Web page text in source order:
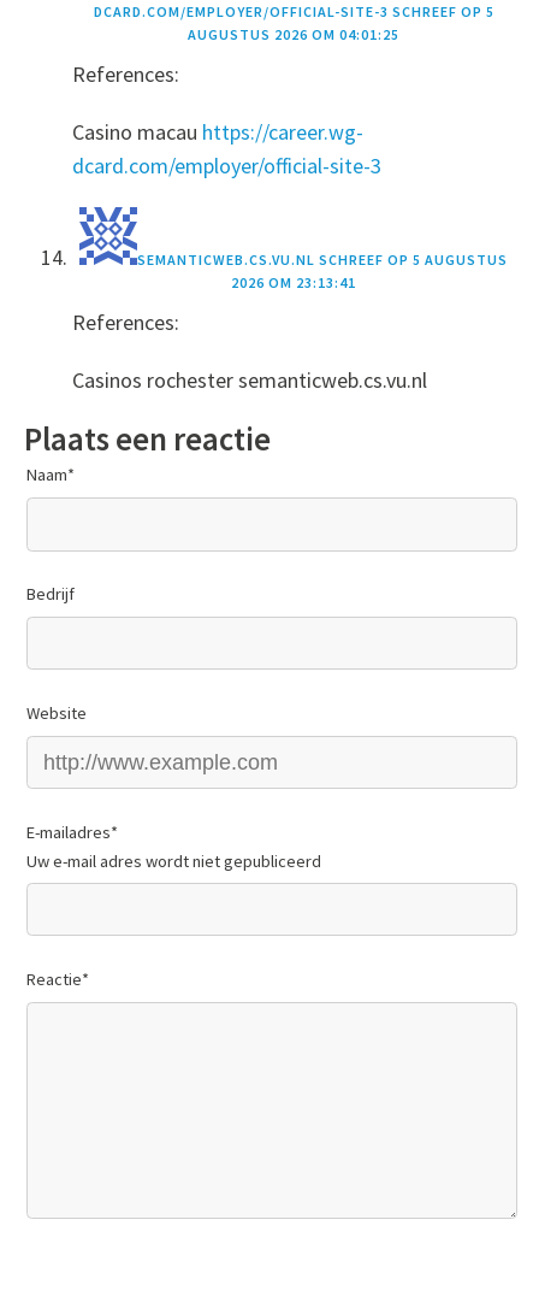
DCARD.COM/EMPLOYER/OFFICIAL-SITE-3 SCHREEF OP 5
AUGUSTUS 2026 OM 04:01:25
References:
Casino macau https://career.wg-
dcard.com/employer/official-site-3
SEMANTICWEB.CS.VU.NL SCHREEF OP 5 AUGUSTUS
2026 OM 23:13:41
References:
Casinos rochester semanticweb.cs.vu.nl
Plaats een reactie
Naam*
Bedrijf
Website
E-mailadres*
Uw e-mail adres wordt niet gepubliceerd
Reactie*